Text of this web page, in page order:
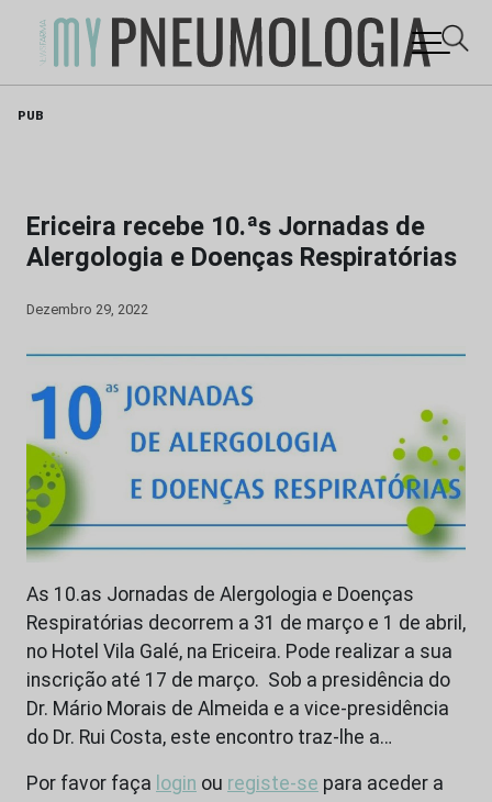
PUB
Ericeira recebe 10.ªs Jornadas de
Alergologia e Doenças Respiratórias
Dezembro 29, 2022
As 10.as Jornadas de Alergologia e Doenças
Respiratórias decorrem a 31 de março e 1 de abril,
no Hotel Vila Galé, na Ericeira. Pode realizar a sua
inscrição até 17 de março. Sob a presidência do
Dr. Mário Morais de Almeida e a vice-presidência
do Dr. Rui Costa, este encontro traz-lhe a…
Por favor faça login ou registe-se para aceder a